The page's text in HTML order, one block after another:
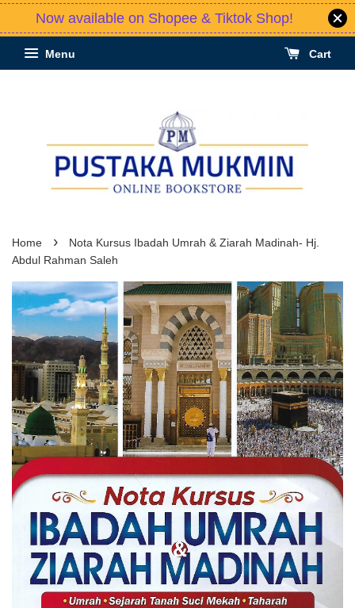
Now available on Shopee & Tiktok Shop!
Menu Cart
Home ›
Nota Kursus Ibadah Umrah & Ziarah Madinah- Hj.
Abdul Rahman Saleh